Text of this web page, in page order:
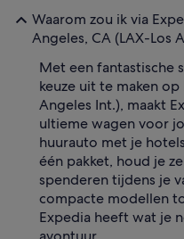
Waarom zou ik via
Angeles, CA (LAX-Los
Met een fantastische
keuze uit te maken op
Angeles Int.), maakt
ultieme wagen voor
huurauto met je
één pakket, houd je
spenderen tijdens je
compacte modellen
Expedia heeft wat je